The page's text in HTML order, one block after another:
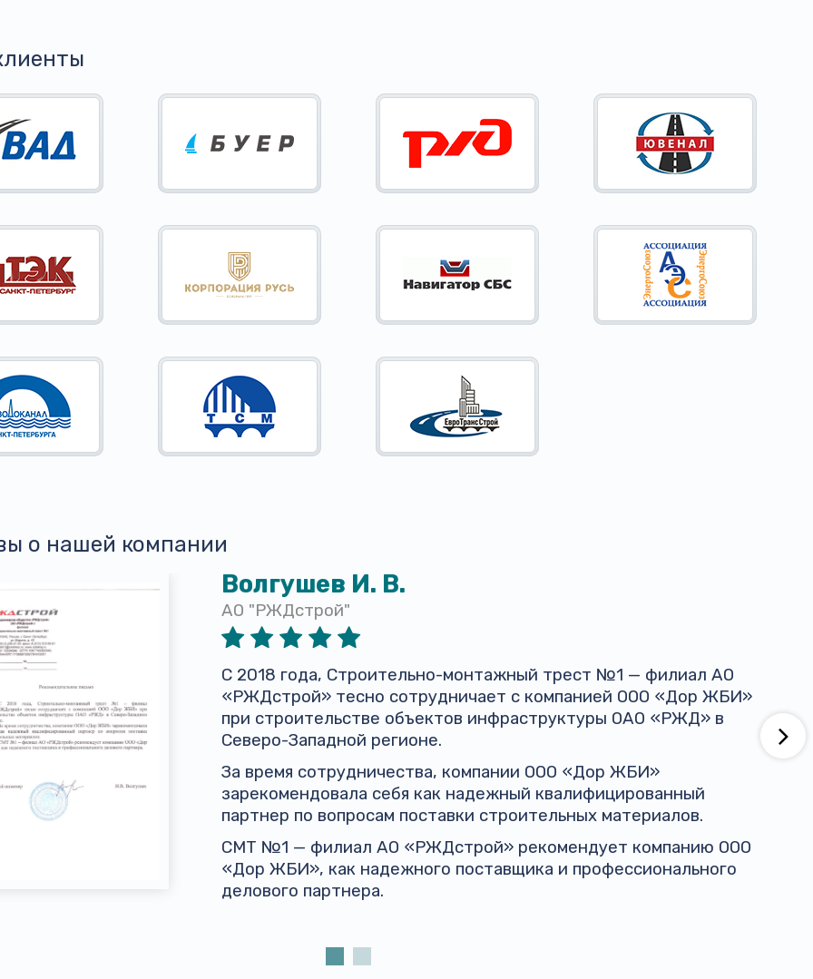
о нашей компании
Волгушев И. В.
АО "РЖДстрой"
С 2018 года, Строительно-монтажный трест №1 — филиал АО
«РЖДстрой» тесно сотрудничает с компанией ООО «Дор ЖБИ»
при строительстве объектов инфраструктуры ОАО «РЖД» в
Северо-Западной регионе.
За время сотрудничества, компании ООО «Дор ЖБИ»
зарекомендовала себя как надежный квалифицированный
партнер по вопросам поставки строительных материалов.
СМТ №1 — филиал АО «РЖДстрой» рекомендует компанию ООО
«Дор ЖБИ», как надежного поставщика и профессионального
делового партнера.